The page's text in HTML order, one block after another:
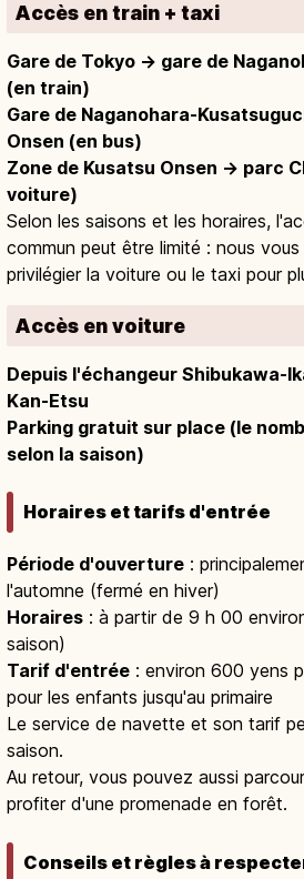
Accès en train + taxi
Gare de Tokyo → gare de
(en train)
Gare de Naganohara-
Onsen (en bus)
Zone de Kusatsu Onsen → parc
voiture)
Selon les saisons et les horaires,
commun peut être limité : nous
privilégier la voiture ou le taxi pour
Accès en voiture
Depuis l'échangeur Shibukawa-
Kan-Etsu
Parking gratuit sur place (le
selon la saison)
Horaires et tarifs d'entrée
Période d'ouverture :
l'automne (fermé en hiver)
Horaires : à partir de 9 h 00
saison)
Tarif d'entrée : environ 600 yens
pour les enfants jusqu'au primaire
Le service de navette et son tarif
saison.
Au retour, vous pouvez aussi
profiter d'une promenade en forêt.
Conseils et règles à